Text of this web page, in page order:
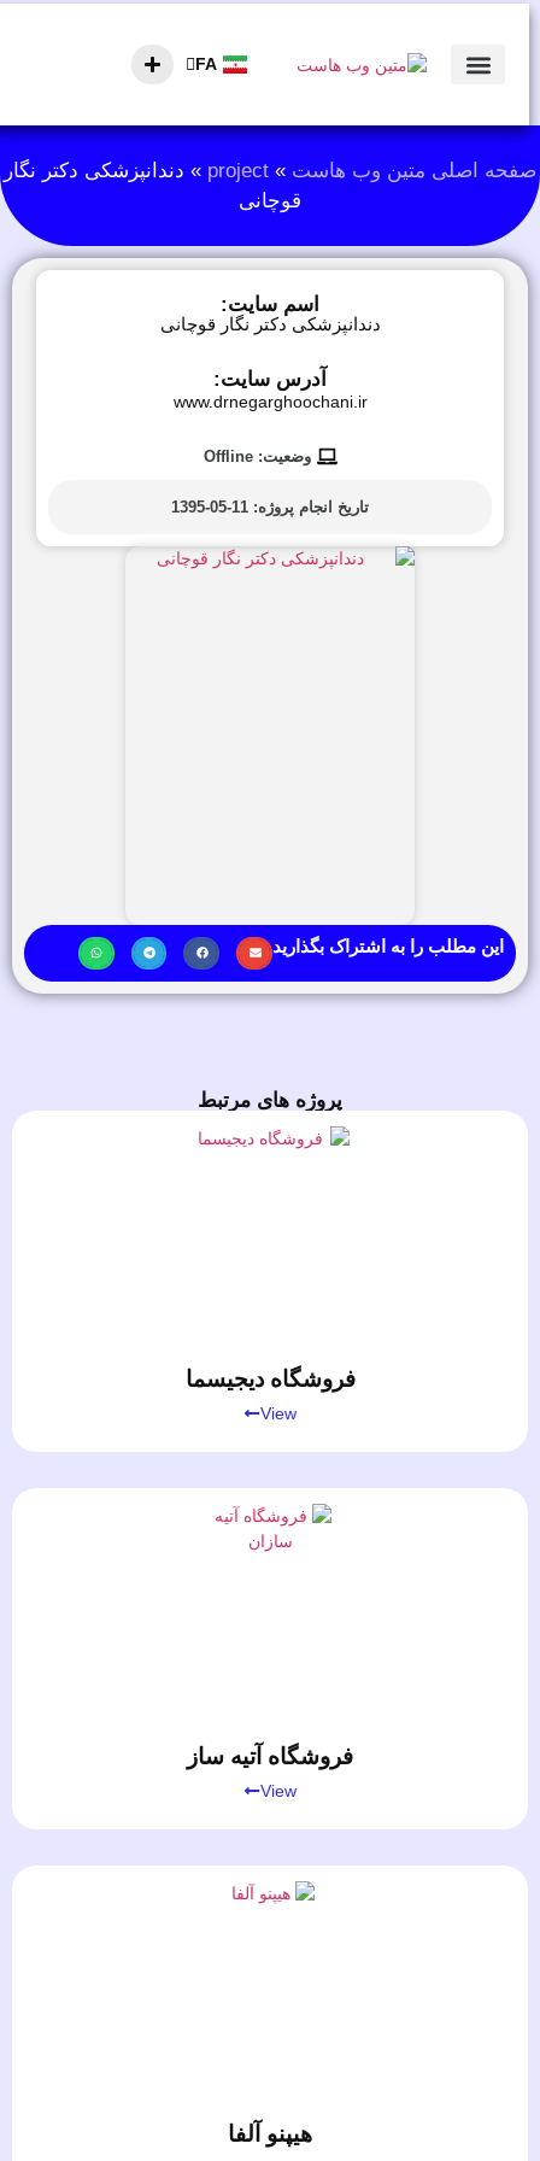
FA
AR
اصلی متین وب هاست»
project
»دندانپزشکی دکتر نگار
قوچانی
اسم سایت:
دندانپزشکی دکتر نگار قوچانی
آدرس سایت:
www.drnegarghoochani.ir
وضعیت: Offline
تاریخ انجام پروژه: 11-05-1395
این مطلب را به اشتراک بگذارید
پروژه های مرتبط
فروشگاه دیجیسما
View
فروشگاه آتیه ساز
View
هیپنو آلفا